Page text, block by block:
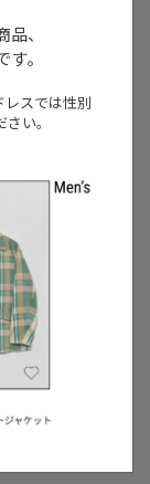
舗
in Glass
イテムからお
！【NEW THIS
、
。
スでは性別
い。